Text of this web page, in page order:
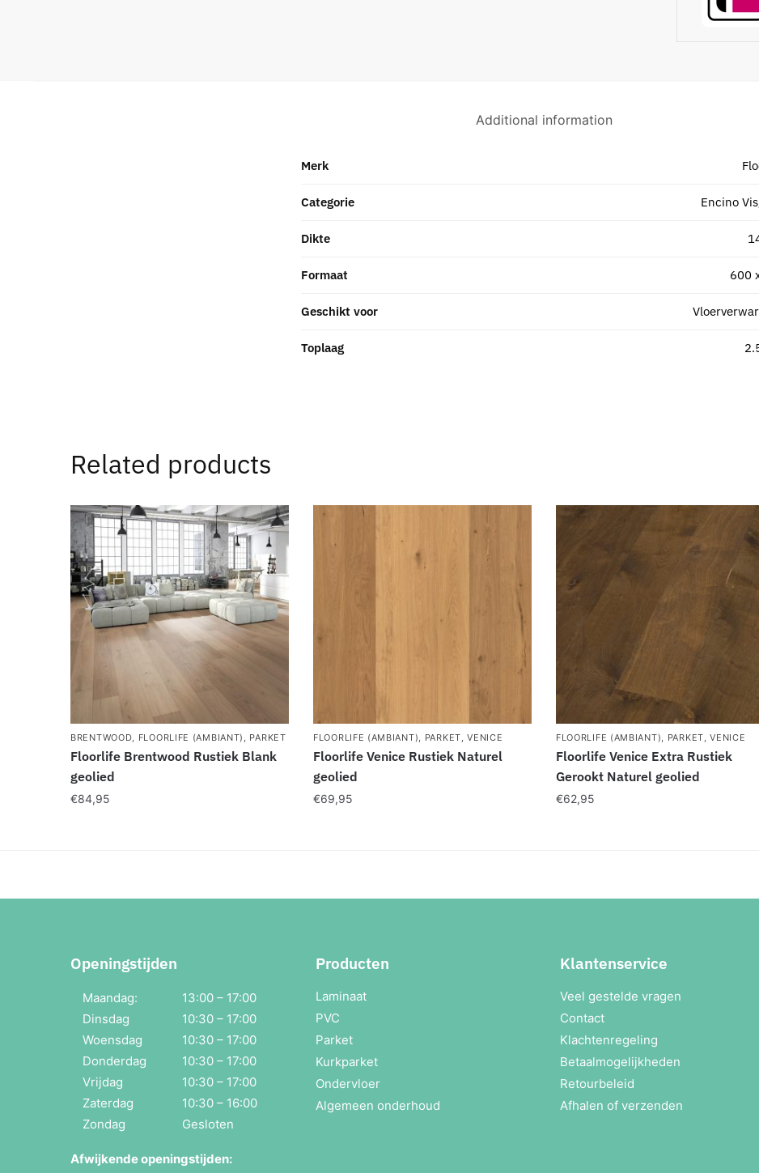
Additional information
Merk
Categorie Encino
Dikte
Formaat 600
Geschikt voor
Toplaag
Related products
BRENTWOOD FLOORLIFE (AMBIANT) PARKET
Floorlife Brentwood Rustiek Blank
geolied
€84,95
FLOORLIFE (AMBIANT) PARKET ,VENICE
Floorlife Venice Rustiek Naturel
geolied
€69,95
FLOORLIFE (AMBIANT) PARKET ,VENICE
Floorlife Venice Extra Rustiek
Gerookt Naturel geolied
€62,95
Openingstijden
Maandag:
13:00 – 17:00
Dinsdag
10:30 – 17:00
Woensdag
10:30 – 17:00
Donderdag
10:30 – 17:00
Vrijdag
10:30 – 17:00
Zaterdag
10:30 – 16:00
Zondag
Gesloten
Afwijkende openingstijden:
Producten
Laminaat
PVC
Parket
Kurkparket
Ondervloer
Algemeen onderhoud
Klantenservice
Veel gestelde vragen
Contact
Klachtenregeling
Betaalmogelijkheden
Retourbeleid
Afhalen of verzenden